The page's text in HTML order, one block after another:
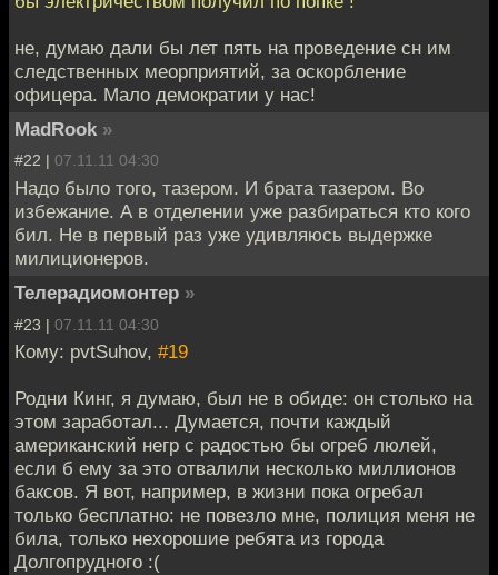
не, думаю дали бы лет пять на проведение сн им
следственных меорприятий, за оскорбление
офицера. Мало демократии у нас!
MadRook »
#22 | 07.11.11 04:30
Надо было того, тазером. И брата тазером. Во
избежание. А в отделении уже разбираться кто кого
бил. Не в первый раз уже удивляюсь выдержке
милиционеров.
Телерадиомонтер »
#23 | 07.11.11 04:30
Кому: pvtSuhov, #19
Родни Кинг, я думаю, был не в обиде: он столько на
этом заработал... Думается, почти каждый
американский негр с радостью бы огреб люлей,
если б ему за это отвалили несколько миллионов
баксов. Я вот, например, в жизни пока огребал
только бесплатно: не повезло мне, полиция меня не
била, только нехорошие ребята из города
Долгопрудного :(